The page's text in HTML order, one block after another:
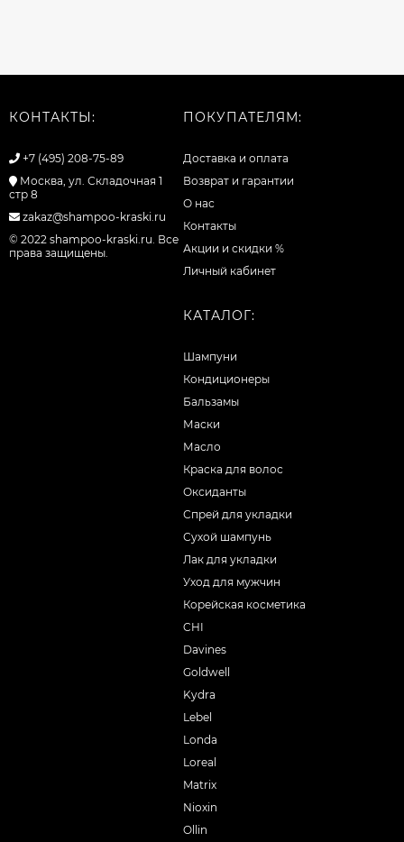
КОНТАКТЫ:
+7 (495) 208-75-89
Москва, ул. Складочная 1
стр 8
zakaz@shampoo-kraski.ru
© 2022 shampoo-kraski.ru. Все
права защищены.
ПОКУПАТЕЛЯМ:
Доставка и оплата
Возврат и гарантии
О нас
Контакты
Акции и скидки %
Личный кабинет
КАТАЛОГ:
Шампуни
Кондиционеры
Бальзамы
Маски
Масло
Краска для волос
Оксиданты
Спрей для укладки
Сухой шампунь
Лак для укладки
Уход для мужчин
Корейская косметика
CHI
Davines
Goldwell
Kydra
Lebel
Londa
Loreal
Matrix
Nioxin
Ollin